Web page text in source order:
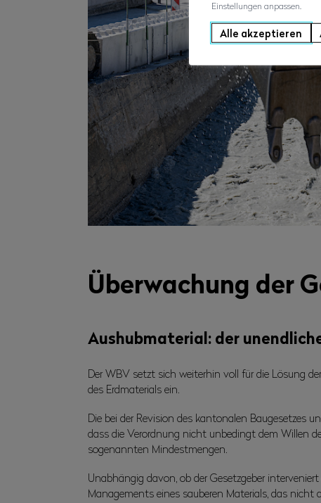
Überwachung der
Aushubmaterial: der
Der WBV setzt sich weiterhin voll für die Lösung
des Erdmaterials ein.
Die bei der Revision des kantonalen Baugesetzes
dass die Verordnung nicht unbedingt dem Willen
sogenannten Mindestmengen.
Unabhängig davon, ob der Gesetzgeber
Managements eines sauberen Materials, das nicht
Einstellungen anpassen.
Alle akzeptieren